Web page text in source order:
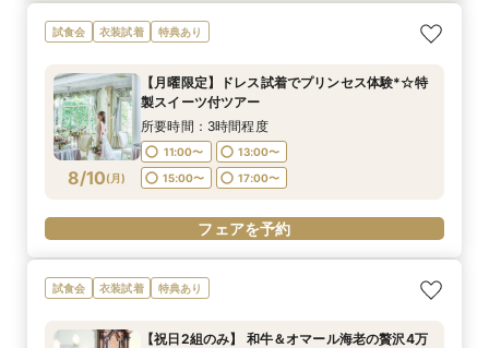
8/9( 日
【じっくり検討したい方向け】まずはフェアに参
加してみよう！憧れの大聖堂＆貸切会場見学＆豪
所要時間：3時間程度
14:00〜
16:00〜
電話予約のみ
8/9( 日
【マタニティ&パパママ婚限定プラン＆特典有
り】憧れ大聖堂＆緑溢れるガーデンW体験＆贅沢
所要時間：3時間程度
14:00〜
16:00〜
電話予約のみ
8/9( 日
【6名～29名迄*少人数結婚式】オリジナリティ
×安心相談会×お得プラン《無料試食》
所要時間：3時間程度
14:00〜
16:00〜
電話予約のみ
8/9( 日
【コスパ重視必見】40名130万円＆自己負担ゼロ
で叶う上質W★最短30日で準備OK★1件目来館
所要時間：3時間程度
14:00〜
16:00〜
電話予約のみ
試食会 衣装試着 特典あり
8/10(月)
【月曜限定】ドレス試着でプリンセス体験*☆特
製スイーツ付ツアー
所要時間：3時間程度
11:00〜
13:00〜
15:00〜
17:00〜
フェアを予約
試食会 衣装試着 特典あり
【祝日2組のみ】 和牛＆オマール海老の贅沢4万